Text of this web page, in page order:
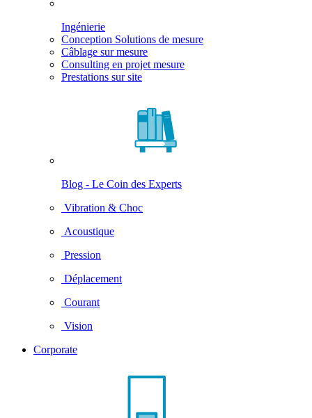
Ingénierie
Conception Solutions de mesure
Câblage sur mesure
Consulting en projet mesure
Prestations sur site
Blog - Le Coin des Experts
Vibration & Choc
Acoustique
Pression
Déplacement
Courant
Vision
Corporate